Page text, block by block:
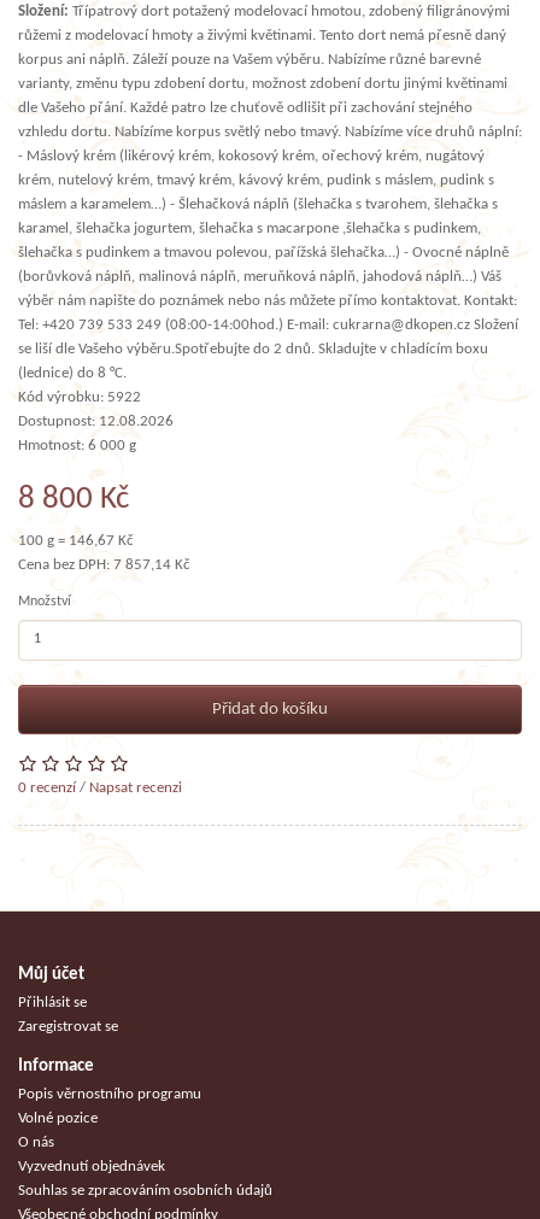
Složení: Třípatrový dort potažený modelovací hmotou, zdobený filigránovými
růžemi z modelovací hmoty a živými květinami. Tento dort nemá přesně daný
korpus ani náplň. Záleží pouze na Vašem výběru. Nabízíme různé barevné
varianty, změnu typu zdobení dortu, možnost zdobení dortu jinými květinami
dle Vašeho přání. Každé patro lze chuťově odlišit při zachování stejného
vzhledu dortu. Nabízíme korpus světlý nebo tmavý. Nabízíme více druhů náplní:
- Máslový krém (likérový krém, kokosový krém, ořechový krém, nugátový
krém, nutelový krém, tmavý krém, kávový krém, pudink s máslem, pudink s
máslem a karamelem…) - Šlehačková náplň (šlehačka s tvarohem, šlehačka s
karamel, šlehačka jogurtem, šlehačka s macarpone ,šlehačka s pudinkem,
šlehačka s pudinkem a tmavou polevou, pařížská šlehačka…) - Ovocné náplně
(borůvková náplň, malinová náplň, meruňková náplň, jahodová náplň…) Váš
výběr nám napište do poznámek nebo nás můžete přímo kontaktovat. Kontakt:
Tel: +420 739 533 249 (08:00-14:00hod.) E-mail: cukrarna@dkopen.cz Složení
se liší dle Vašeho výběru.Spotřebujte do 2 dnů. Skladujte v chladícím boxu
(lednice) do 8 °C.
Kód výrobku: 5922
Dostupnost: 12.08.2026
Hmotnost: 6 000 g
8 800 Kč
100 g = 146,67 Kč
Cena bez DPH: 7 857,14 Kč
Množství
Přidat do košíku
0 recenzí/ Napsat recenzi
Můj účet
Přihlásit se
Zaregistrovat se
Informace
Popis věrnostního programu
Volné pozice
O nás
Vyzvednutí objednávek
Souhlas se zpracováním osobních údajů
Všeobecné obchodní podmínky